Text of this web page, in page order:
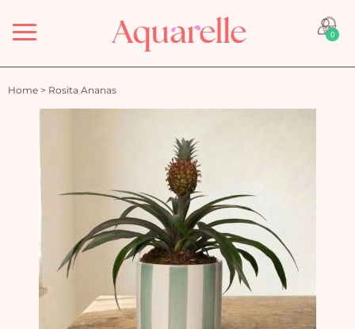
Menu 0
Home > Rosita Ananas